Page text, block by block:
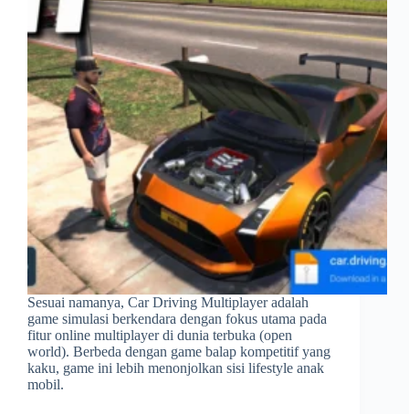
Sesuai namanya, Car Driving Multiplayer adalah
game simulasi berkendara dengan fokus utama pada
fitur online multiplayer di dunia terbuka (open
world). Berbeda dengan game balap kompetitif yang
kaku, game ini lebih menonjolkan sisi lifestyle anak
mobil.